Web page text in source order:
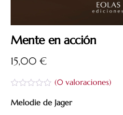
Mente en acción
15,00€
a
(0valoraciones)
Melodie de Jager